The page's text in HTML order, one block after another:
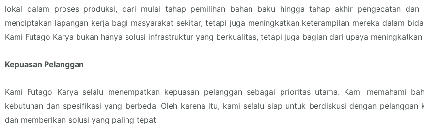
lokal dalam proses produksi, dari mulai tahap pemilihan bahan baku hingga tahap akhir pengecatan
menciptakan lapangan kerja bagi masyarakat sekitar, tetapi juga meningkatkan keterampilan mereka dalam
Kami Futago Karya bukan hanya solusi infrastruktur yang berkualitas, tetapi juga bagian dari upaya
Kepuasan Pelanggan
Kami Futago Karya selalu menempatkan kepuasan pelanggan sebagai prioritas utama. Kami memahami
kebutuhan dan spesifikasi yang berbeda. Oleh karena itu, kami selalu siap untuk berdiskusi dengan pelanggan
dan memberikan solusi yang paling tepat.